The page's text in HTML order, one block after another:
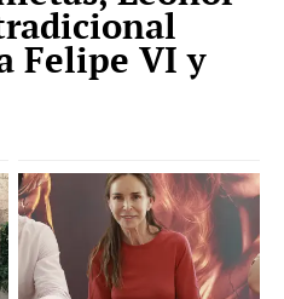
Felipe VI y